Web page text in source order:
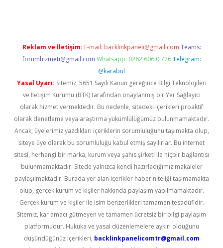
Reklam ve İletişim: E-mail: backlinkpaneli@gmail.com Teams:
forumhizmeti@gmail.com Whatsapp: 0262 606 0 726 Telegram:
@karabul
Yasal Uyarı: Sitemiz, 5651 Sayılı Kanun gereğince Bilgi Teknolojileri
ve İletişim Kurumu (BTK) tarafından onaylanmış bir Yer Sağlayıcı
olarak hizmet vermektedir. Bu nedenle, sitedeki içerikleri proaktif
olarak denetleme veya araştırma yükümlülüğümüz bulunmamaktadır.
Ancak, üyelerimiz yazdıkları içeriklerin sorumluluğunu taşımakta olup,
siteye üye olarak bu sorumluluğu kabul etmiş sayılırlar. Bu internet
sitesi, herhangi bir marka, kurum veya şahıs şirketi ile hiçbir bağlantısı
bulunmamaktadır. Sitede yalnızca kendi hazırladığımız makaleler
paylaşılmaktadır. Burada yer alan içerikler haber niteliği taşımamakta
olup, gerçek kurum ve kişiler hakkında paylaşım yapılmamaktadır.
Gerçek kurum ve kişiler ile isim benzerlikleri tamamen tesadüfidir.
Sitemiz, kar amacı gütmeyen ve tamamen ücretsiz bir bilgi paylaşım
platformudur. Hukuka ve yasal düzenlemelere aykırı olduğunu
düşündüğünüz içerikleri, backlinkpanelicomtr@gmail.com